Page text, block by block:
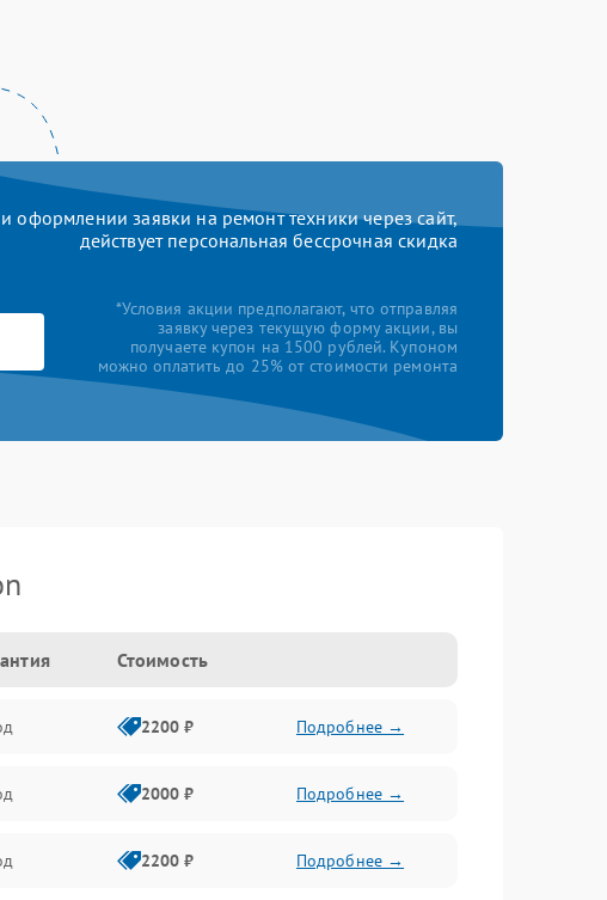
оформлении заявки на ремонт техники через сайт,
действует персональная бессрочная скидка
*Условия акции предполагают, что отправляя
заявку через текущую форму акции, вы
получаете купон на 1500 рублей. Купоном
можно оплатить до 25% от стоимости ремонта
Стоимость
2200 ₽ Подробнее →
2000 ₽ Подробнее →
2200 ₽ Подробнее →